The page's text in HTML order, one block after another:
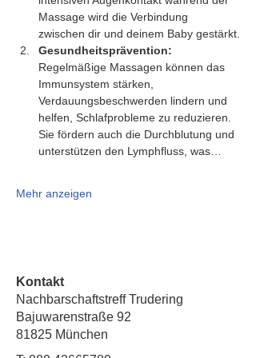
Massage wird die Verbindung
zwischen dir und deinem Baby gestärkt.
Gesundheitsprävention:
Regelmäßige Massagen können das
Immunsystem stärken,
Verdauungsbeschwerden lindern und
helfen, Schlafprobleme zu reduzieren.
Sie fördern auch die Durchblutung und
unterstützen den Lymphfluss, was…
Mehr anzeigen
Kontakt
Nachbarschaftstreff Trudering
Bajuwarenstraße 92
81825 München